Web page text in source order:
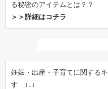
る秘密のアイテムとは？？
＞＞詳細はコチラ
妊娠・出産・子育てに関する
す ↓↓↓